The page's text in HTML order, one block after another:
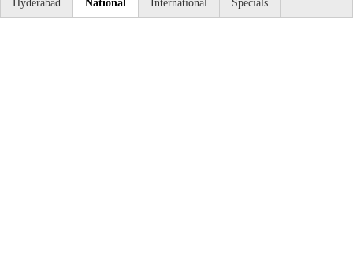
Hyderabad National International Specials